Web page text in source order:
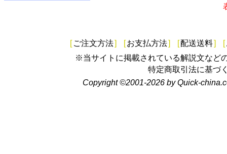
[ ご注文方法] [お支払方法] [配送送料] [
※当サイトに掲載されている解説文など
特定商取引法に基づ
Copyright ©2001-2026 by Quick-